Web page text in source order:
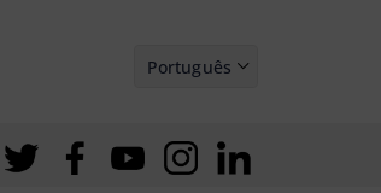
Português